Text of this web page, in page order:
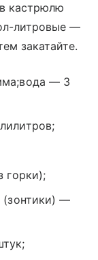
кастрюлю
литровые —
закатайте.
— 3
горки);
(зонтики) —